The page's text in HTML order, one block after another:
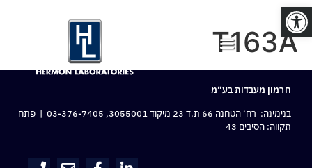
פתח סרגל נגישות
T163A
חרמון מעבדות בע“מ
בנימינה: רח‘ הטחנה 66 ת.ד 23 מיקוד 3055001,
03-376-7405 | פתח
תקווה: הסיבים 43